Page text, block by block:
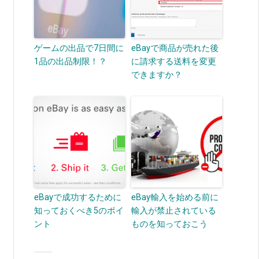
ゲームの出品で7日間に
1品の出品制限！？
eBayで商品が売れた後
に請求する送料を変更
できますか？
eBayで成功するために
知っておくべき5のポイ
ント
eBay輸入を始める前に
輸入が禁止されている
ものを知っておこう